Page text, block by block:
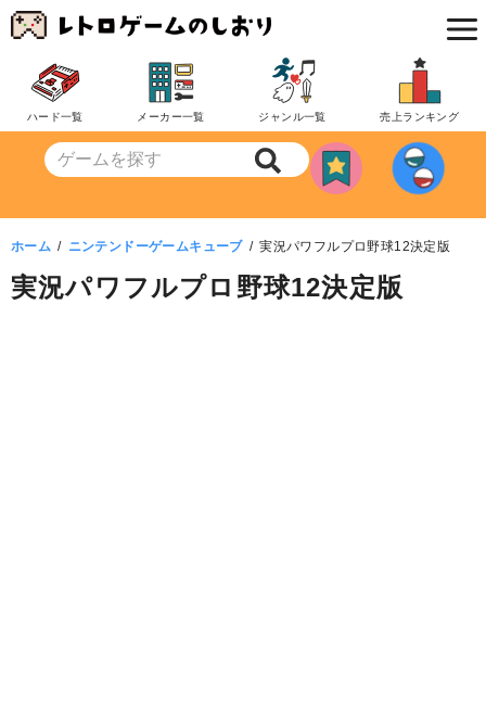
コ
ン
ツ
動
ハード一覧 メーカー一覧 ジャンル一覧 売上ランキング
ホーム ニンテンドーゲームキューブ 実況パワフルプロ野球12決定版
実況パワフルプロ野球12決定版